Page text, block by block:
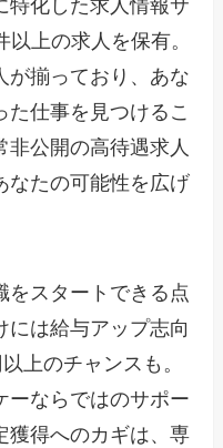
特化した求人情報サ
上の求人を保有。
が揃っており、あな
仕事を見つけるこ
非公開の高待遇求人
なたの可能性を広げ
をスタートできる点
には給与アップ志向
上のチャンスも。
ーならではのサポー
獲得へのカギは、専